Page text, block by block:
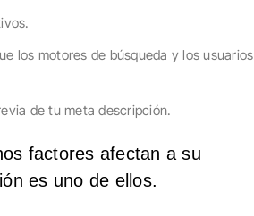
los motores de búsqueda y los usuarios
de tu meta descripción.
factores afectan a su
es uno de ellos.